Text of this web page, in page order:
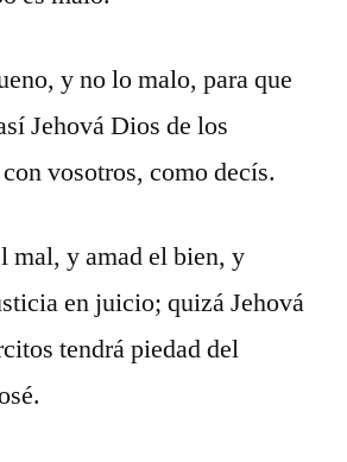
y no lo malo, para que
Jehová Dios de los
vosotros, como decís.
mal, y amad el bien, y
en juicio; quizá Jehová
tendrá piedad del